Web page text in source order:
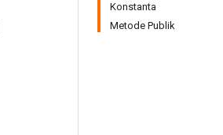
Konstanta
Metode Publik